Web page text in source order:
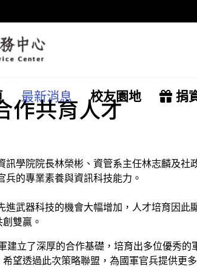
最新消息 校友園地 捐
作共育人才
學院院長林榮彬、資管系主任林志麟及
的專業素養與資訊科技能力。
武器科技的機會大幅增加，人才培育因此
雙贏。
建立了深厚的合作基礎，培育出多位優秀
望透過此次策略聯盟，為國軍官兵提供更